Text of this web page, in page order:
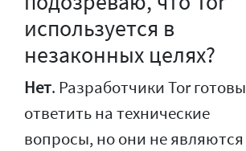
используется в
незаконных целях?
Нет. Разработчики Tor готовы
ответить на технические
вопросы, но они не являются